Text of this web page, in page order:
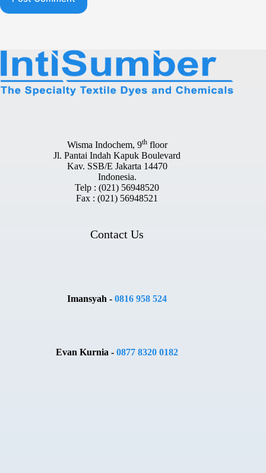
Wisma Indochem, 9thfloor
Jl. Pantai Indah Kapuk Boulevard
Kav. SSB/E Jakarta 14470
Indonesia.
Telp : (021) 56948520
Fax : (021) 56948521
Contact Us
Imansyah -0816 958 524
Evan Kurnia -0877 8320 0182